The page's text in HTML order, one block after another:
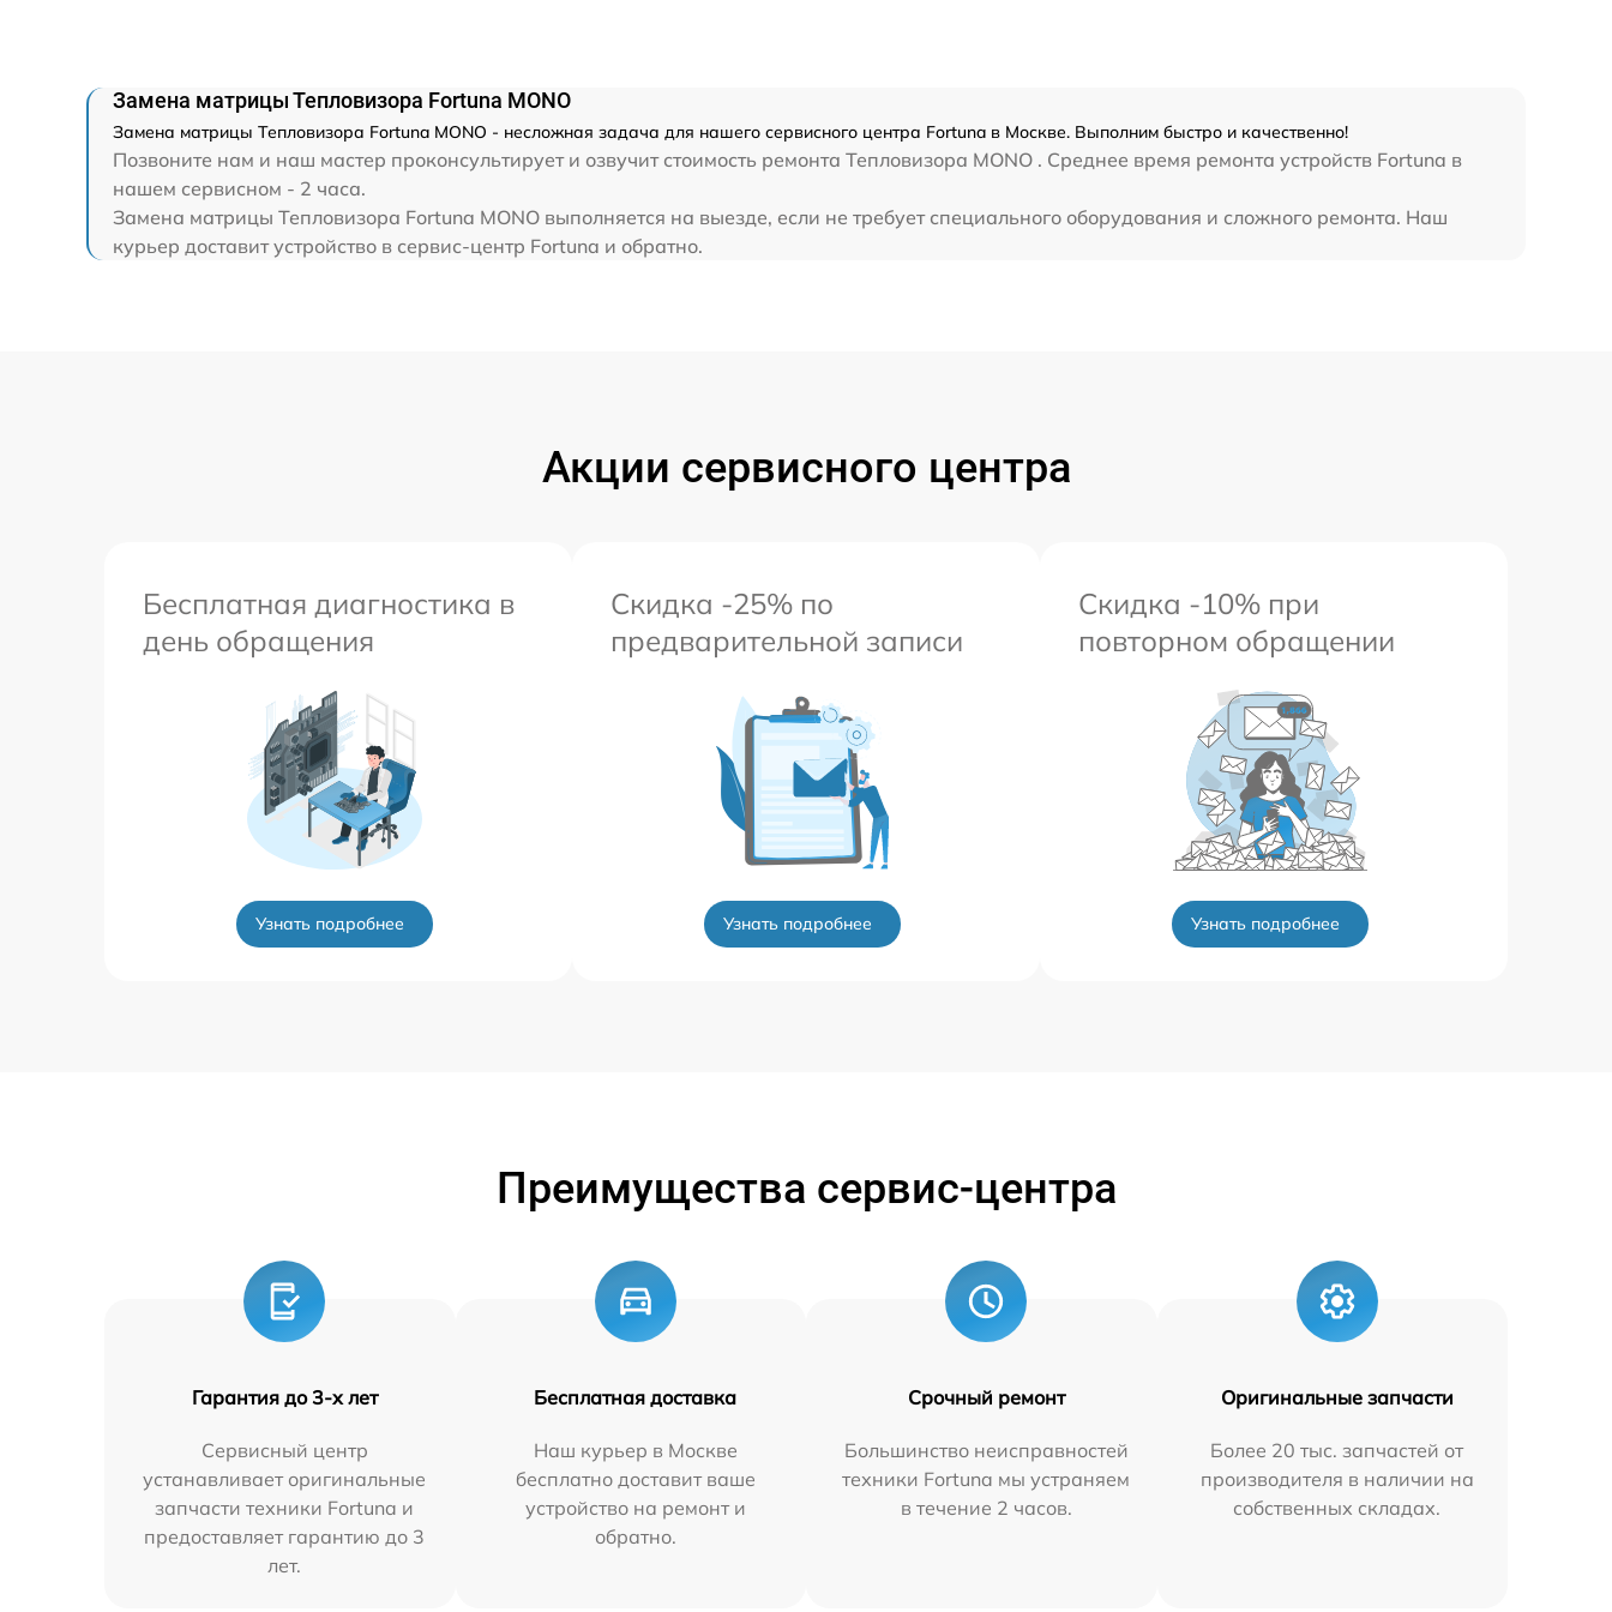
Замена матрицы Тепловизора Fortuna MONO
Замена матрицы Тепловизора Fortuna MONO - несложная задача для нашего сервисного центра Fortuna в Москве. Выполним быстро и качественно!
Позвоните нам и наш мастер проконсультирует и озвучит стоимость ремонта Тепловизора MONO . Среднее время ремонта устройств Fortuna в
нашем сервисном - 2 часа.
Замена матрицы Тепловизора Fortuna MONO выполняется на выезде, если не требует специального оборудования и сложного ремонта. Наш
курьер доставит устройство в сервис-центр Fortuna и обратно.
Акции сервисного центра
Бесплатная диагностика в
день обращения
Узнать подробнее
Скидка -25% по
предварительной записи
Узнать подробнее
Скидка -10% при
повторном обращении
Узнать подробнее
Преимущества сервис-центра
Гарантия до 3-х лет
Сервисный центр
устанавливает оригинальные
запчасти техники Fortuna и
предоставляет гарантию до 3
лет.
Бесплатная доставка
Наш курьер в Москве
бесплатно доставит ваше
устройство на ремонт и
обратно.
Срочный ремонт
Большинство неисправностей
техники Fortuna мы устраняем
в течение 2 часов.
Оригинальные запчасти
Более 20 тыс. запчастей от
производителя в наличии на
собственных складах.